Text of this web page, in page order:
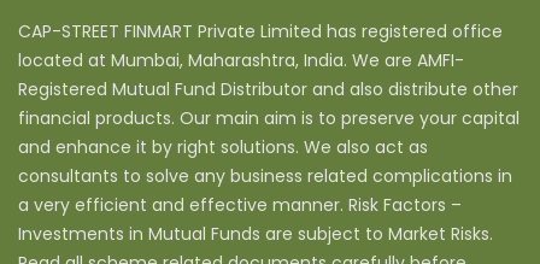
CAP-STREET FINMART Private Limited has registered office
located at Mumbai, Maharashtra, India. We are AMFI-
Registered Mutual Fund Distributor and also distribute other
financial products. Our main aim is to preserve your capital
and enhance it by right solutions. We also act as
consultants to solve any business related complications in
a very efficient and effective manner. Risk Factors –
Investments in Mutual Funds are subject to Market Risks.